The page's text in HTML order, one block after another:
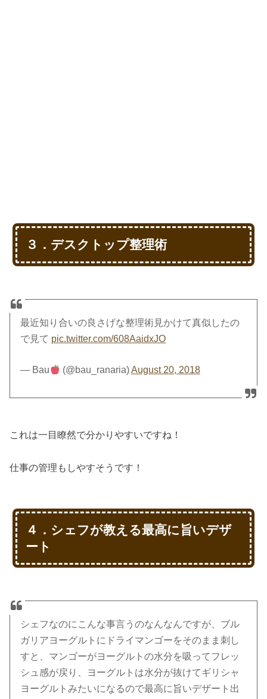
３．デスクトップ整理術
最近知り合いの良さげな整理術見かけて真似したの
で見て pic.twitter.com/608AaidxJO
— Bau (@bau_ranaria)August 20, 2018
これは一目瞭然で分かりやすいですね！
仕事の管理もしやすそうです！
４．シェフが教える最高に旨いデザ
ート
シェフなのにこんな事言うのなんなんですが、ブル
ガリアヨーグルトにドライマンゴーをそのまま刺し
すと、マンゴーがヨーグルトの水分を吸ってフレッ
シュ感が戻り、ヨーグルトは水分が抜けてギリシャ
ヨーグルトみたいになるので最高に旨いデザート出